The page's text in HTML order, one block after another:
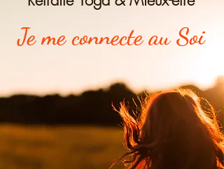
Je me connecte au Soi